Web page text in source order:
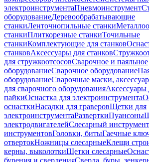
электроинструментаПневмоинструмент
оборудованиеДеревообрабатывающие
станкиЛенточнопильные станки
станкиПлиткорезные станкиТочильные
станкиКомплектующие для станков
станковАксессуары для станков
для стружкоотсосовСварочное и паяльное
оборудованиеСварочное оборудование
оборудованиеСварочные маски,
для сварочного оборудованияАксессуары
пайкиОснастка для электроинструмента
оснасткиНасадки для граверовЩетки для
электроинструментаРазверткиПуансоны
электродвигателейСлесарный инструмент
инструментовГоловки, битыГаечные
отвертокНожницы слесарныеКлещи
керны, выколоткиЩетки слесарные
бурения и сверленияСверла, буры,